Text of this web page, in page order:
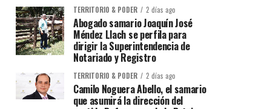
TERRITORIO & PODER 2 días ago
Abogado samario Joaquín José
Méndez Llach se perfila para
dirigir la Superintendencia de
Notariado y Registro
TERRITORIO & PODER 2 días ago
Camilo Noguera Abello, el samario
que asumirá la dirección del